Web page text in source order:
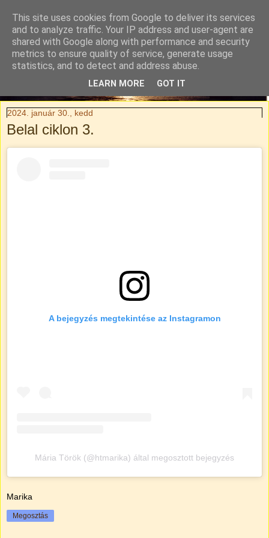
Tylli Titkai
Családi kaland-regény. Rendhagyó utazási blog.
2024. január 30., kedd
Belal ciklon 3.
A bejegyzés megtekintése az Instagramon
Mária Török (@htmarika) által megosztott bejegyzés
Marika
Megosztás
This site uses cookies from Google to deliver its services
and to analyze traffic. Your IP address and user-agent are
shared with Google along with performance and security
metrics to ensure quality of service, generate usage
statistics, and to detect and address abuse.
LEARN MORE GOT IT